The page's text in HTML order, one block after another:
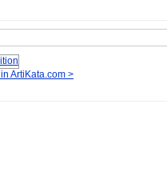
in ArtiKata.com >